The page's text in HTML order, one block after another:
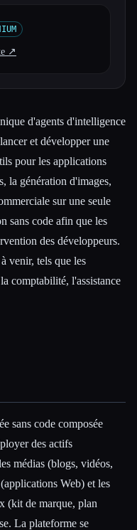
↗︎
d'agents d'intelligence
et développer une
pour les applications
la génération d'images,
sur une seule
sans code afin que les
des développeurs.
venir, tels que les
comptabilité, l'assistance
sans code composée
des actifs
médias (blogs, vidéos,
Web) et les
(kit de marque, plan
La plateforme se